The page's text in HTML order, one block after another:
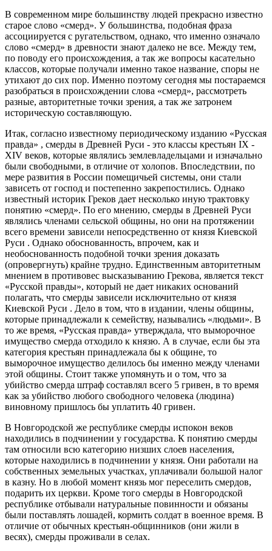
В современном мире большинству людей прекрасно известно
старое слово «смерд». У большинства, подобная фраза
ассоциируется с ругательством, однако, что именно означало
слово «смерд» в древности знают далеко не все. Между тем,
по поводу его происхождения, а так же вопросы касательно
классов, которые получали именно такое название, споры не
утихают до сих пор. Именно поэтому сегодня мы постараемся
разобраться в происхождении слова «смерд», рассмотреть
разные, авторитетные точки зрения, а так же затронем
историческую составляющую.
Итак, согласно известному периодическому изданию «Русская
правда» , смерды в Древней Руси - это классы крестьян IX -
XIV веков, которые являлись землевладельцами и изначально
были свободными, в отличие от холопов. Впоследствии, по
мере развития в России помещичьей системы, они стали
зависеть от господ и постепенно закрепостились. Однако
известный историк Греков дает несколько иную трактовку
понятию «смерд». По его мнению, смерды в Древней Руси
являлись членами сельской общины, но они на протяжении
всего времени зависели непосредственно от князя Киевской
Руси . Однако обоснованность, впрочем, как и
необоснованность подобной точки зрения доказать
(опровергнуть) крайне трудно. Единственным авторитетным
мнением в противовес высказыванию Грекова, является текст
«Русской правды», который не дает никаких оснований
полагать, что смерды зависели исключительно от князя
Киевской Руси . Дело в том, что в издании, члены общины,
которые принадлежали к семейству, назывались «людьми». В
то же время, «Русская правда» утверждала, что выморочное
имущество смерда отходило к князю. А в случае, если бы эта
категория крестьян принадлежала бы к общине, то
выморочное имущество делилось бы именно между членами
этой общины. Стоит также упомянуть и о том, что за
убийство смерда штраф составлял всего 5 гривен, в то время
как за убийство любого свободного человека (людина)
виновному пришлось бы уплатить 40 гривен.
В Новгородской же республике смерды испокон веков
находились в подчинении у государства. К понятию смерды
там относили всю категорию низших слоев населения,
которые находились в подчинении у князя. Они работали на
собственных земельных участках, уплачивали большой налог
в казну. Но в любой момент князь мог переселить смердов,
подарить их церкви. Кроме того смерды в Новгородской
республике отбывали натуральные повинности и обязаны
были поставлять лошадей, кормить солдат в военное время. В
отличие от обычных крестьян-общинников (они жили в
весях), смерды проживали в селах.